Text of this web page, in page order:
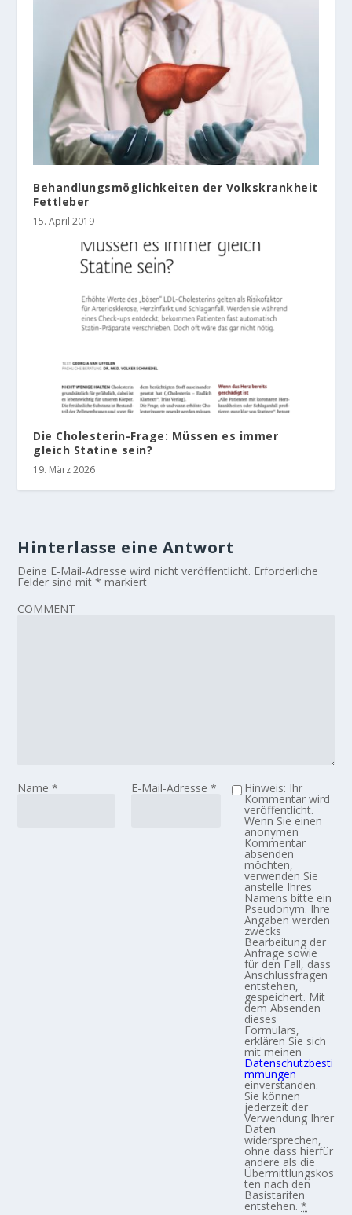
Behandlungsmöglichkeiten der Volkskrankheit
Fettleber
15. April 2019
Die Cholesterin-Frage: Müssen es immer
gleich Statine sein?
19. März 2026
Hinterlasse eine Antwort
Deine E-Mail-Adresse wird nicht veröffentlicht. Erforderliche
Felder sind mit* markiert
COMMENT
Name* E-Mail-Adresse * Hinweis: Ihr
Kommentar wird
veröffentlicht.
Wenn Sie einen
anonymen
Kommentar
absenden
möchten,
verwenden Sie
anstelle Ihres
Namens bitte ein
Pseudonym. Ihre
Angaben werden
zwecks
Bearbeitung der
Anfrage sowie
für den Fall, dass
Anschlussfragen
entstehen,
gespeichert. Mit
dem Absenden
dieses
Formulars,
erklären Sie sich
mit meinen
Datenschutzbesti
mmungen
einverstanden.
Sie können
jederzeit der
Verwendung Ihrer
Daten
widersprechen,
ohne dass hierfür
andere als die
Übermittlungskos
ten nach den
Basistarifen
entstehen.*